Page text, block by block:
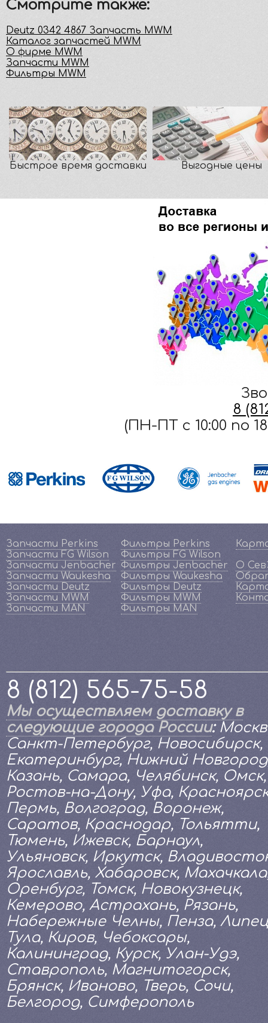
Смотрите также:
Deutz 0342 4867 Запчасть MWM
Каталог запчастей MWM
О фирме MWM
Запчасти MWM
Фильтры MWM
Быстрое время доставки Выгодные цены
8
(ПН-ПТ c 10:00 по
Запчасти Perkins
Запчасти FG Wilson
Запчасти Jenbacher
Запчасти Waukesha
Запчасти Deutz
Запчасти MWM
Запчасти MAN
Фильтры Perkins
Фильтры FG Wilson
Фильтры Jenbacher
Фильтры Waukesha
Фильтры Deutz
Фильтры MWM
Фильтры MAN
О
8 (812) 565-75-58
Мы осуществляем доставку в
следующие города России:
Санкт-Петербург, Новосибирск,
Екатеринбург, Нижний
Казань, Самара, Челябинск, Омск,
Ростов-на-Дону, Уфа,
Пермь, Волгоград, Воронеж,
Саратов, Краснодар, Тольятти,
Тюмень, Ижевск, Барнаул,
Ульяновск, Иркутск,
Ярославль, Хабаровск,
Оренбург, Томск, Новокузнецк,
Кемерово, Астрахань, Рязань,
Набережные Челны, Пенза,
Тула, Киров, Чебоксары,
Калининград, Курск, Улан-Удэ,
Ставрополь, Магнитогорск,
Брянск, Иваново, Тверь, Сочи,
Белгород, Симферополь